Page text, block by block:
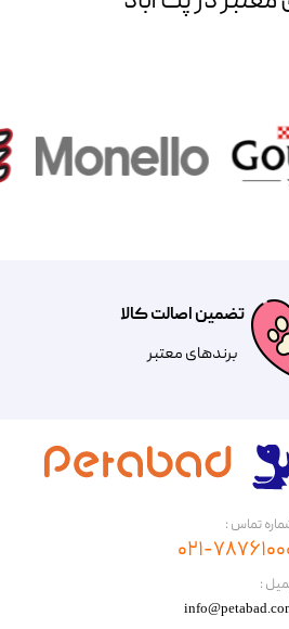
تضمین اصالت کالا
​​برندهای معتبر​​​​​​​
:
تماس :
۷۸۷۶۱۰۰۰